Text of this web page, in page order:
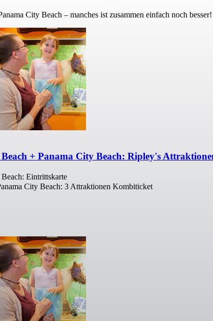
City Beach – manches ist zusammen einfach noch besser!
+ Panama City Beach: Ripley's
Eintrittskarte
City Beach: 3 Attraktionen Kombiticket